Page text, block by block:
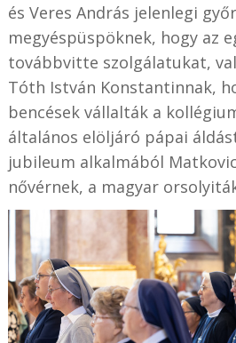
és Veres András jelenlegi
megyéspüspöknek, hogy az
továbbvitte szolgálatukat,
Tóth István Konstantinnak,
bencések vállalták a
általános elöljáró pápai
jubileum alkalmából
nővérnek, a magyar